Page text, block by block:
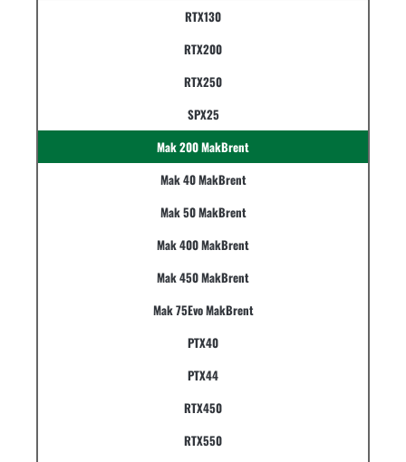
RTX130
RTX200
RTX250
SPX25
Mak 200 MakBrent
Mak 40 MakBrent
Mak 50 MakBrent
Mak 400 MakBrent
Mak 450 MakBrent
Mak 75Evo MakBrent
PTX40
PTX44
RTX450
RTX550